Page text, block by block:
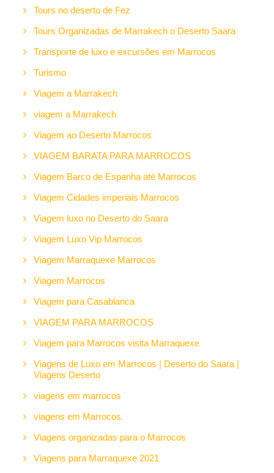
Tours no deserto de Fez
Tours Organizadas de Marrakech o Deserto Saara
Transporte de luxo e excursões em Marrocos
Turismo
Viagem a Marrakech
viagem a Marrakech
Viagem ao Deserto Marrocos
VIAGEM BARATA PARA MARROCOS
Viagem Barco de Espanha até Marrocos
Viagem Cidades imperiais Marrocos
Viagem luxo no Deserto do Saara
Viagem Luxo Vip Marrocos
Viagem Marraquexe Marrocos
Viagem Marrocos
Viagem para Casablanca
VIAGEM PARA MARROCOS
Viagem para Marrocos visita Marraquexe
Viagens de Luxo em Marrocos | Deserto do Saara |
Viagens Deserto
viagens em marrocos
viagens em Marrocos.
Viagens organizadas para o Marrocos
Viagens para Marraquexe 2021